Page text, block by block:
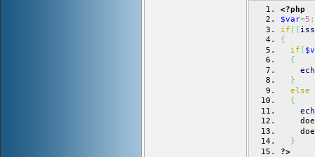
<?php
$var=5 ;
if ( (
{
if (
{
}
else
{
}
?>